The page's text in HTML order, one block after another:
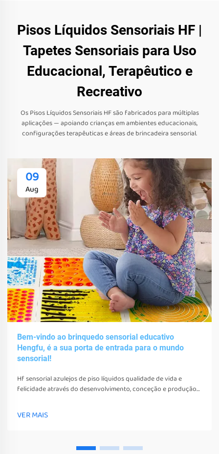
Pisos Líquidos Sensoriais HF |
Tapetes Sensoriais para Uso
Educacional, Terapêutico e
Recreativo
Os Pisos Líquidos Sensoriais HF são fabricados para múltiplas
aplicações — apoiando crianças em ambientes educacionais,
configurações terapêuticas e áreas de brincadeira sensorial.
09
Aug
Bem-vindo ao brinquedo sensorial educativo
Hengfu, é a sua porta de entrada para o mundo
sensorial!
Hf sensorial azulejos de piso líquidos qualidade de vida e
felicidade através do desenvolvimento, conceção e produção
estimular os seus sentidos
VER MAIS